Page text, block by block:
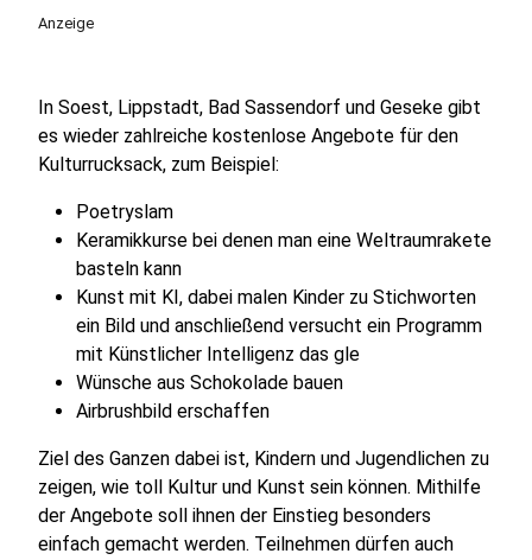
Anzeige
In Soest, Lippstadt, Bad Sassendorf und Geseke gibt
es wieder zahlreiche kostenlose Angebote für den
Kulturrucksack, zum Beispiel:
Poetryslam
Keramikkurse bei denen man eine Weltraumrakete
basteln kann
Kunst mit KI, dabei malen Kinder zu Stichworten
ein Bild und anschließend versucht ein Programm
mit Künstlicher Intelligenz das gle
Wünsche aus Schokolade bauen
Airbrushbild erschaffen
Ziel des Ganzen dabei ist, Kindern und Jugendlichen zu
zeigen, wie toll Kultur und Kunst sein können. Mithilfe
der Angebote soll ihnen der Einstieg besonders
einfach gemacht werden. Teilnehmen dürfen auch